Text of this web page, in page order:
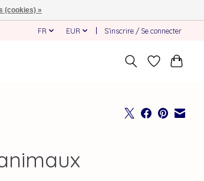
FR EUR S’inscrire / Se connecter
(cookies) »